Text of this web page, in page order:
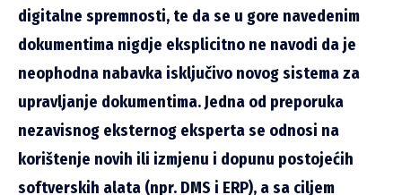
digitalne spremnosti, te da se u gore navedenim
dokumentima nigdje eksplicitno ne navodi da je
neophodna nabavka isključivo novog sistema za
upravljanje dokumentima. Jedna od preporuka
nezavisnog eksternog eksperta se odnosi na
korištenje novih ili izmjenu i dopunu postojećih
softverskih alata (npr. DMS i ERP), a sa ciljem